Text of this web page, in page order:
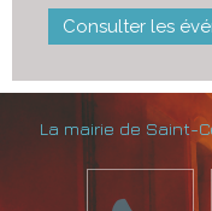
Consulter les
La mairie de Saint-